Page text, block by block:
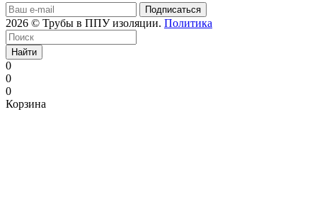
2026 © Трубы в ППУ изоляции. Политика
Найти
0
0
0
Корзина